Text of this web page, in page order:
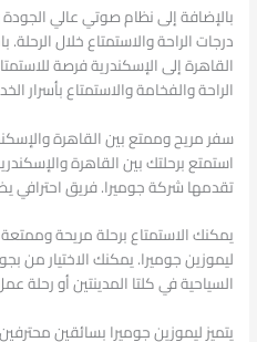
بالإضافة إلى نظام صوتي عالي
درجات الراحة والاستمتاع خلال
القاهرة إلى الإسكندرية فرصة
الراحة والفخامة والاستمتاع بأسرار
سفر مريح وممتع بين القاهرة
استمتع برحلتك بين القاهرة
تقدمها شركة جوميرا. فريق احترافي
يمكنك الاستمتاع برحلة مريحة
ليموزين جوميرا. يمكنك الاختيار من
السياحية في كلتا المدينتين أو رحلة
يتميز ليموزين جوميرا بسائقين